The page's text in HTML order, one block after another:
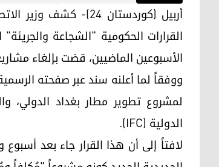
أربيل (كوردستان
القرارات الحكومية "الشجاعة
الأسبوعين الماضيين، قضت بإلغاء
ووفقاً لما أعلنه سند عبر صفحته
الدولية (IFC).
لافتاً إلى أن هذا القرار جاء بعد